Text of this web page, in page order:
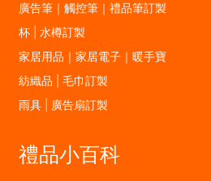
廣告筆｜觸控筆｜禮品筆訂製
杯 | 水樽訂製
家居用品｜家居電子｜暖手寶
紡織品 | 毛巾訂製
雨具 | 廣告扇訂製
禮品小百科